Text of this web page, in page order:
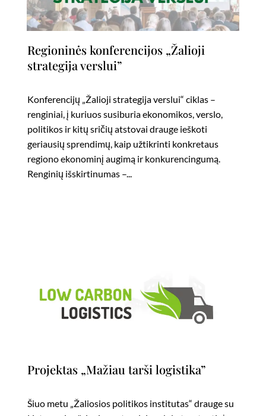
Regioninės konferencijos „Žalioji
strategija verslui”
Konferencijų „Žalioji strategija verslui“ ciklas –
renginiai, į kuriuos susiburia ekonomikos, verslo,
politikos ir kitų sričių atstovai drauge ieškoti
geriausių sprendimų, kaip užtikrinti konkretaus
regiono ekonominį augimą ir konkurencingumą.
Renginių išskirtinumas –...
Projektas „Mažiau tarši logistika”
Šiuo metu „Žaliosios politikos institutas“ drauge su